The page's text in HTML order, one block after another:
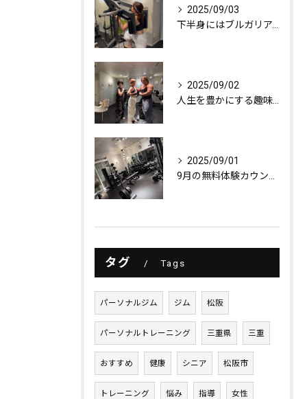
2025/09/03
2025/09/02
2025/09/01
タグ Tags
パーソナルジム ジム 松阪
パーソナルトレーニング 三重県 三重
おすすめ 健康 シニア 松阪市
トレーニング 悩み 指導 女性